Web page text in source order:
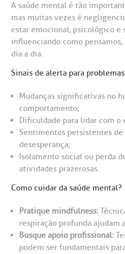
Endereço:
R. Colômbia, 332
CEP: 01438-000 | Jardim Paulista
São Paulo - SP
de órgãos
de cuidado
e perdidos
A saúde mental é tão
mas muitas vezes é
estar emocional, psicológico e
influenciando como
dia a dia.
Sinais de alerta para
Mudanças significativas no
comportamento;
Dificuldade para lidar com o
Sentimentos persistentes
desesperança;
Isolamento social ou perda
atividades prazerosas.
Como cuidar da saúde mental?
Pratique mindfulness:
respiração profunda ajudam
Busque apoio profissional:
podem ser fundamentais